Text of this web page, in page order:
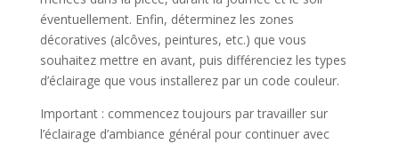
éventuellement. Enfin, déterminez les zones
décoratives (alcôves, peintures, etc.) que vous
souhaitez mettre en avant, puis différenciez les types
d’éclairage que vous installerez par un code couleur.
Important : commencez toujours par travailler sur
l’éclairage d’ambiance général pour continuer avec